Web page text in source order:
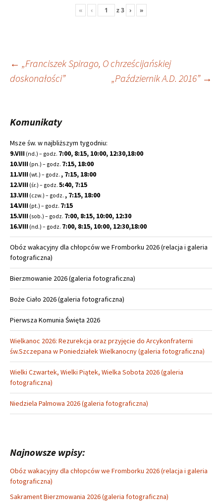
« ‹ z3 › »
Nawigacja
← „Franciszek Spirago, O chrześcijańskiej
doskonałości”
„Październik A.D. 2016” →
Komunikaty
Msze św. w najbliższym tygodniu:
9.VIII (nd.) – godz. 7:00, 8:15, 10:00, 12:30,18:00
10.VIII (pn.) – godz. 7:15, 18:00
11.VIII (wt.) – godz. , 7:15, 18:00
12.VIII (śr.) – godz. 5:40, 7:15
13.VIII (czw.) – godz. , 7:15, 18:00
14.VIII (pt.) – godz. 7:15
15.VIII (sob.) – godz. 7:00, 8:15, 10:00, 12:30
16.VIII (nd.) – godz. 7:00, 8:15, 10:00, 12:30,18:00
Obóz wakacyjny dla chłopców we Fromborku 2026 (relacja i galeria
fotograficzna)
Bierzmowanie 2026 (galeria fotograficzna)
Boże Ciało 2026 (galeria fotograficzna)
Pierwsza Komunia Święta 2026
Wielkanoc 2026: Rezurekcja oraz przyjęcie do Arcykonfraterni
św.Szczepana w Poniedziałek Wielkanocny (galeria fotograficzna)
Wielki Czwartek, Wielki Piątek, Wielka Sobota 2026 (galeria
fotograficzna)
Niedziela Palmowa 2026 (galeria fotograficzna)
Najnowsze wpisy:
Obóz wakacyjny dla chłopców we Fromborku 2026 (relacja i galeria
fotograficzna)
Sakrament Bierzmowania 2026 (galeria fotograficzna)